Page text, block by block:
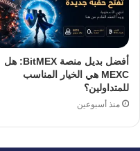
أفضل بديل منصة BitMEX: هل
MEXC هي الخيار المناسب
للمتداولين؟
منذ أسبوعين